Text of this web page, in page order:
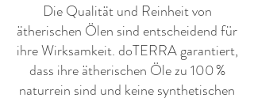
​Die Qualität und Reinheit von
ätherischen Ölen sind entscheidend für
ihre Wirksamkeit. doTERRA garantiert,
dass ihre ätherischen Öle zu 100 %
naturrein sind und keine synthetischen